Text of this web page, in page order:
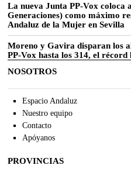
La nueva Junta PP-Vox coloca
Generaciones) como máximo
Andaluz de la Mujer en Sevilla
Moreno y Gavira disparan los
PP-Vox hasta los 314, el
NOSOTROS
Espacio Andaluz
Nuestro equipo
Contacto
Apóyanos
PROVINCIAS